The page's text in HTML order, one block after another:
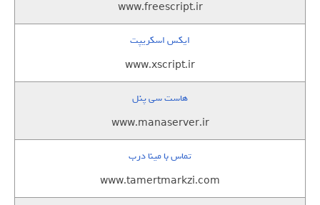
www.freescript.ir
ایکس اسکریپت
www.xscript.ir
هاست سی پنل
www.manaserver.ir
تماس با مینا درب
www.tamertmarkzi.com